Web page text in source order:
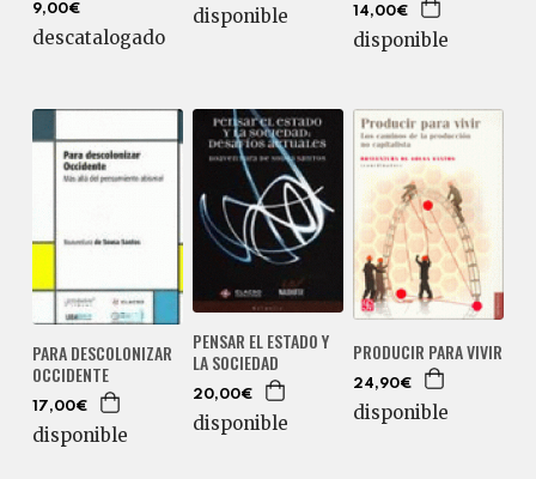
9,00€
descatalogado
disponible 14,00€
disponible
PARA DESCOLONIZAR
OCCIDENTE
17,00€
disponible
PENSAR EL ESTADO Y
LA SOCIEDAD
20,00€
disponible
PRODUCIR PARA VIVIR
24,90€
disponible